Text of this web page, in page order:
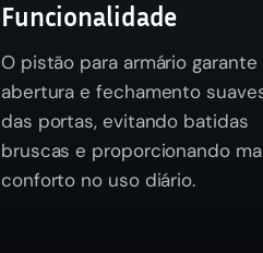
Funcionalidade
O pistão para armário garante
abertura e fechamento
das portas, evitando batidas
bruscas e proporcionando
conforto no uso diário.